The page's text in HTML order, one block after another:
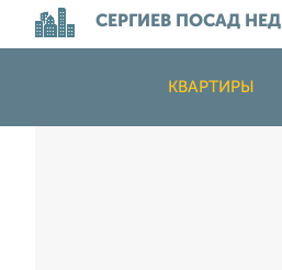
СЕРГИЕВ ПОСАД
КВАРТИРЫ